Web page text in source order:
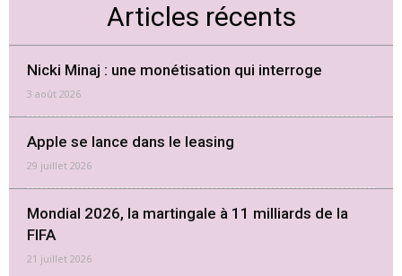
Articles récents
Nicki Minaj : une monétisation qui interroge
3 août 2026
Apple se lance dans le leasing
29 juillet 2026
Mondial 2026, la martingale à 11 milliards de la
FIFA
21 juillet 2026